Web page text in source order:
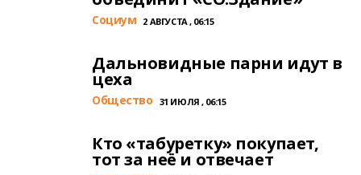
Cоциум 2 АВГУСТА , 06:15
Дальновидные парни идут в
цеха
Общество 31 ИЮЛЯ , 06:15
Кто «табуретку» покупает,
тот за неё и отвечает